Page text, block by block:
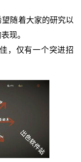
随着大家的研究以
现。
，仅有一个突进招